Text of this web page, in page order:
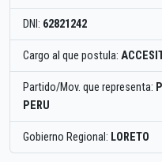
DNI: 62821242
Cargo al que postula:
Partido/Mov. que representa:
PERU
Gobierno Regional: LORETO